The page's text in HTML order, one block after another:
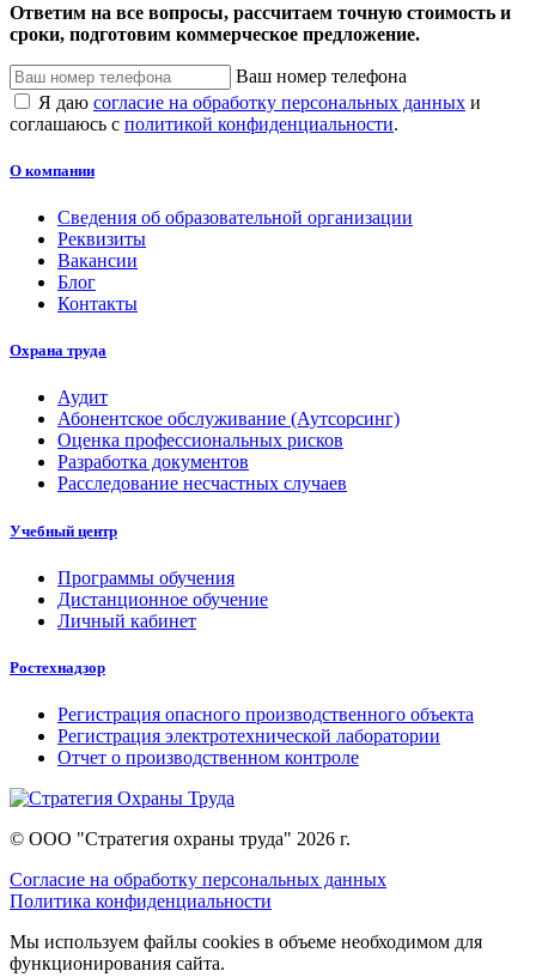
Ответим на все вопросы, рассчитаем точную стоимость и
сроки, подготовим коммерческое предложение.
Ваш номер телефона
Я даю согласие на обработку персональных данных и
соглашаюсь с политикой конфиденциальности.
О компании
Сведения об образовательной организации
Реквизиты
Вакансии
Блог
Контакты
Охрана труда
Аудит
Абонентское обслуживание (Аутсорсинг)
Оценка профессиональных рисков
Разработка документов
Расследование несчастных случаев
Учебный центр
Программы обучения
Дистанционное обучение
Личный кабинет
Ростехнадзор
Регистрация опасного производственного объекта
Регистрация электротехнической лаборатории
Отчет о производственном контроле
© ООО "Стратегия охраны труда" 2026 г.
Согласие на обработку персональных данных
Политика конфиденциальности
Мы используем файлы cookies в объеме необходимом для
функционирования сайта.